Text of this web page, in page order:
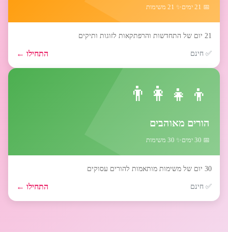
📅 21 ימים ✨ 21 משימות
21 יום של התחדשות והרפתקאות לזוגות ותיקים
✅ חינם התחילו ←
👨‍👩‍👧‍👦
הורים מאוהבים
📅 30 ימים ✨ 30 משימות
30 יום של משימות מותאמות להורים עסוקים
✅ חינם התחילו ←